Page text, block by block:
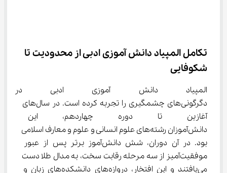
تکامل المپیاد دانش آموزی ادبی از محدودیت تا
شکوفایی
المپیاد دانش آموزی ادبی
دگرگونی‌های چشمگیری را تجربه کرده است. در سال‌های
آغازین تا دوره چهاردهم، این
دانش‌آموزان رشته‌های علوم انسانی و علوم و معارف اسلامی
بود. در آن دوران، شش دانش‌آموز برتر پس از عبور
موفقیت‌آمیز از سه مرحله رقابت سخت، به مدال طلا دست
می‌یافتند و این افتخار، دروازه‌های دانشکده‌های زبان و